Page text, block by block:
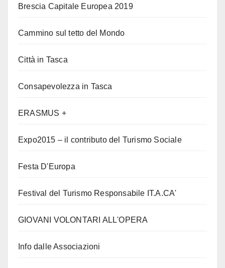
Brescia Capitale Europea 2019
Cammino sul tetto del Mondo
Città in Tasca
Consapevolezza in Tasca
ERASMUS +
Expo2015 – il contributo del Turismo Sociale
Festa D'Europa
Festival del Turismo Responsabile IT.A.CA'
GIOVANI VOLONTARI ALL'OPERA
Info dalle Associazioni